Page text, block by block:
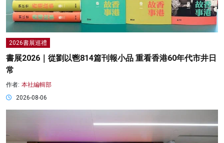
2026書展巡禮
書展2026｜從劉以鬯814篇刊報小品 重看香港60年代市井日
常
作者: 本社編輯部
2026-08-06